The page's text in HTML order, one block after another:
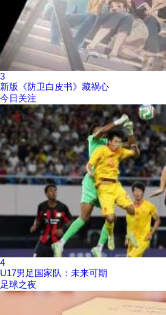
3
新版《防卫白皮书》藏祸心
今日关注
4
U17男足国家队：未来可期
足球之夜